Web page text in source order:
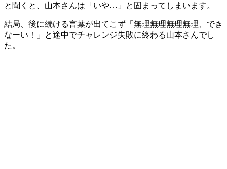
と聞くと、山本さんは「いや…」と固まってしまいます。
結局、後に続ける言葉が出てこず「無理無理無理無理、でき
なーい！」と途中でチャレンジ失敗に終わる山本さんでし
た。